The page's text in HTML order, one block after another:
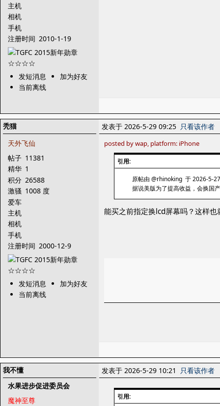
主机
相机
手机
注册时间 2010-1-19
发短消息
加为好友
当前离线
秃猫
天外飞仙
帖子 11381
精华 1
积分 26588
激骚 1008 度
爱车
主机
相机
手机
注册时间 2000-12-9
发短消息
加为好友
当前离线
发表于 2026-5-29 09:25 只看该作者
posted by wap, platform: iPhone
引用:
原帖由 @rhinoking 于 2026-5-
据说美版为了提高收益，会换国
能买之前指定换lcd屏幕吗？这样
我不懂
水果进步促进委员会
魔神至尊
发表于 2026-5-29 10:21 只看该作者
引用: